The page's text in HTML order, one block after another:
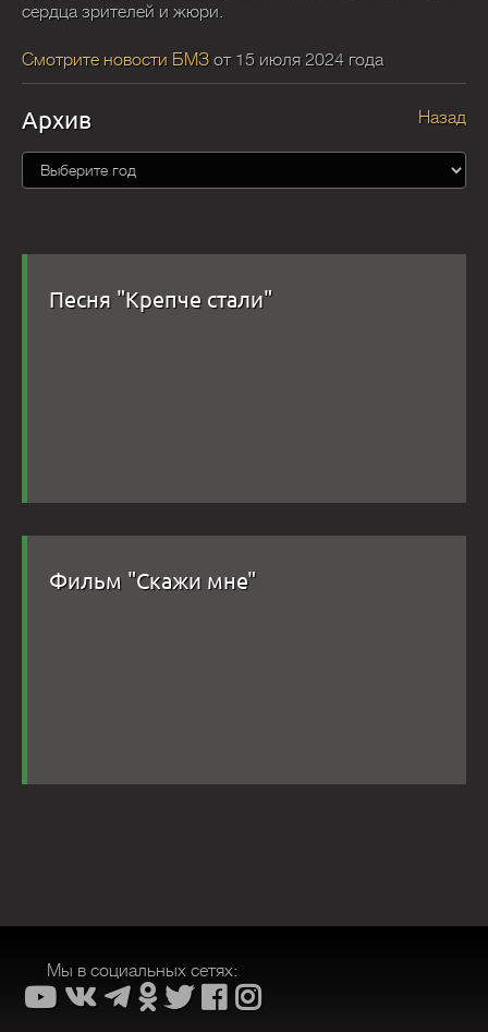
сердца зрителей и жюри.
Смотрите новости БМЗ от 15 июля 2024 года
Назад
Архив
Песня "Крепче стали"
Фильм "Скажи мне"
Мы в социальных сетях: